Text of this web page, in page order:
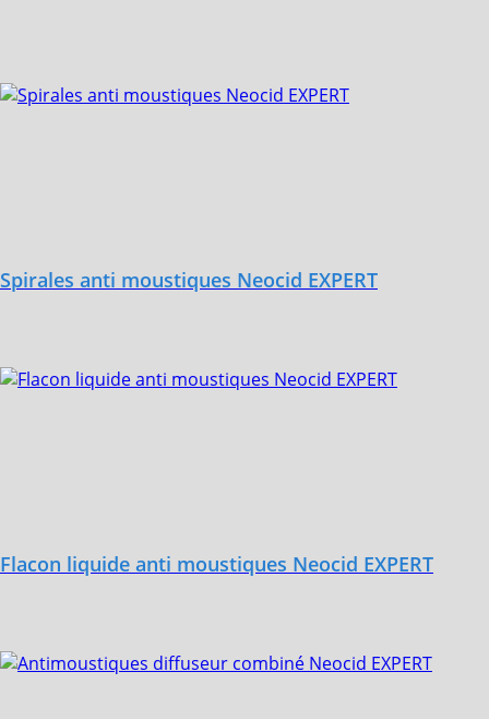
Spirales anti moustiques Neocid EXPERT
Flacon liquide anti moustiques Neocid EXPERT